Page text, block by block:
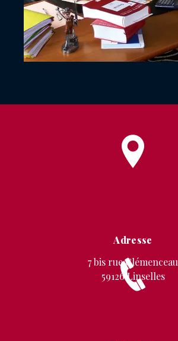
Adresse
7 bis rue Clémenceau
59126 Linselles